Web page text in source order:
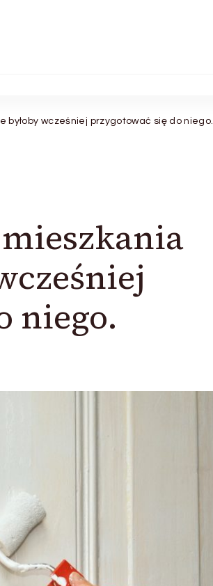
byłoby wcześniej przygotować się do niego.
niego.